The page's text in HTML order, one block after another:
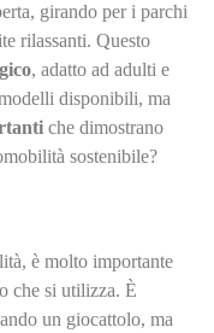
girando per i parchi
rilassanti. Questo
, adatto ad adulti e
disponibili, ma
che dimostrano
sostenibile?
è molto importante
che si utilizza. È
un giocattolo, ma